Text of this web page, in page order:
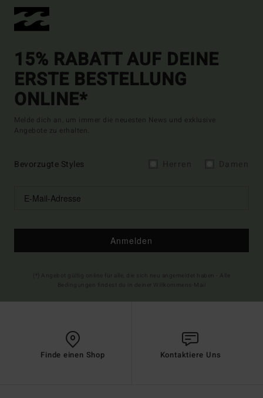
15% RABATT AUF DEINE
ERSTE BESTELLUNG
ONLINE*
Melde dich an, um immer die neuesten News und exklusive
Angebote zu erhalten.
Bevorzugte Styles
Anmelden
Finde einen Shop Kontaktiere Uns